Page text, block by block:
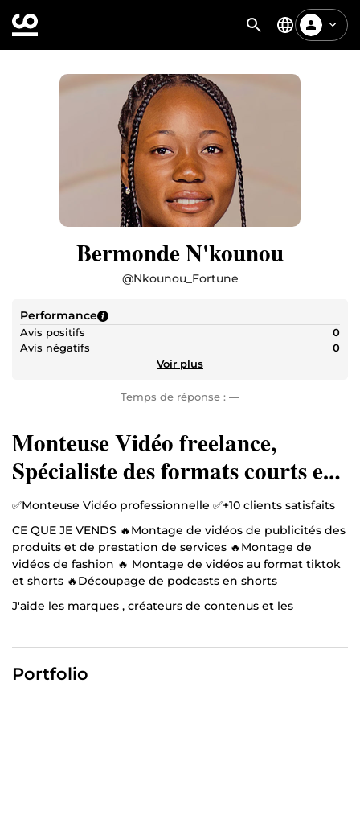
Bermonde N'kounou
@Nkounou_Fortune
Performance
Avis positifs
0
Avis négatifs
0
Voir plus
Temps de réponse : —
Monteuse Vidéo freelance,
Spécialiste des formats courts et
longs
✅Monteuse Vidéo professionnelle ✅+10 clients satisfaits
CE QUE JE VENDS 🔥Montage de vidéos de publicités des
produits et de prestation de services 🔥Montage de
vidéos de fashion 🔥 Montage de vidéos au format tiktok
et shorts 🔥Découpage de podcasts en shorts
J'aide les marques , créateurs de contenus et les
qui créent du contenu qui ne convertit pas, 🎯qui
Portfolio